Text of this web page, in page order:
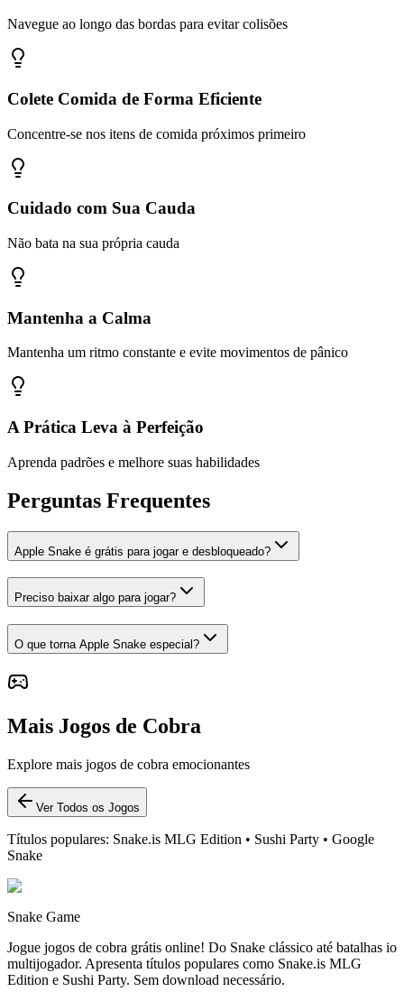
Navegue ao longo das bordas para evitar colisões
Colete Comida de Forma Eficiente
Concentre-se nos itens de comida próximos primeiro
Cuidado com Sua Cauda
Não bata na sua própria cauda
Mantenha a Calma
Mantenha um ritmo constante e evite movimentos de pânico
A Prática Leva à Perfeição
Aprenda padrões e melhore suas habilidades
Perguntas Frequentes
Apple Snake é grátis para jogar e desbloqueado?
Preciso baixar algo para jogar?
O que torna Apple Snake especial?
Mais Jogos de Cobra
Explore mais jogos de cobra emocionantes
Ver Todos os Jogos
Títulos populares: Snake.is MLG Edition • Sushi Party • Google
Snake
Snake Game
Jogue jogos de cobra grátis online! Do Snake clássico até batalhas io
multijogador. Apresenta títulos populares como Snake.is MLG
Edition e Sushi Party. Sem download necessário.